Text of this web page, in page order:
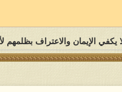
يكفي الإيمان والاعتراف بظلمهم